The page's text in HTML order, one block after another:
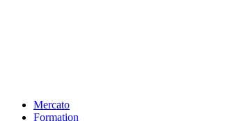
Mercato
Formation